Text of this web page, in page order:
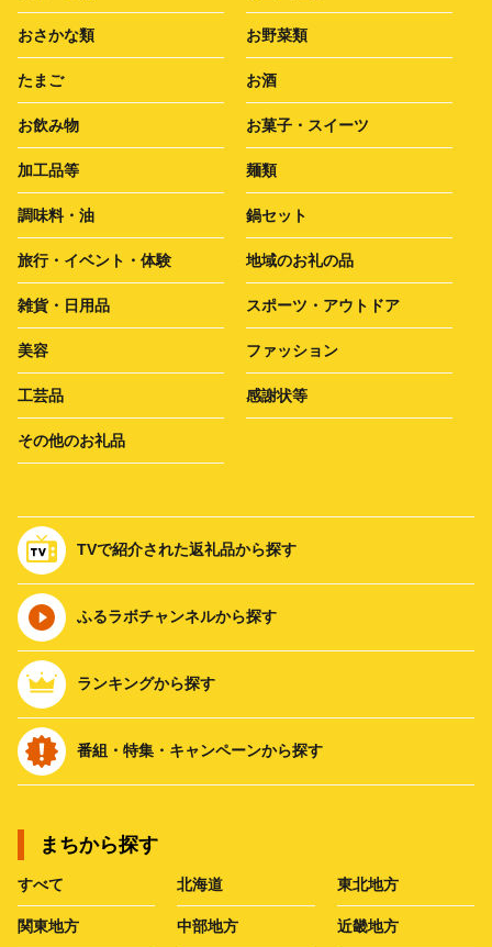
おさかな類 お野菜類
たまご お酒
お飲み物 お菓子・スイーツ
加工品等 麺類
調味料・油 鍋セット
旅行・イベント・体験 地域のお礼の品
雑貨・日用品 スポーツ・アウトドア
美容 ファッション
工芸品 感謝状等
その他のお礼品
TVで紹介された返礼品から探す
ふるラボチャンネルから探す
ランキングから探す
番組・特集・キャンペーンから探す
まちから探す
すべて 北海道 東北地方
関東地方 中部地方 近畿地方